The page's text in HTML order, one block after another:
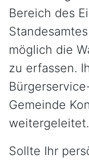
Bereich des
möglich die
zu erfassen.
Gemeinde
weitergeleitet.
Sollte Ihr